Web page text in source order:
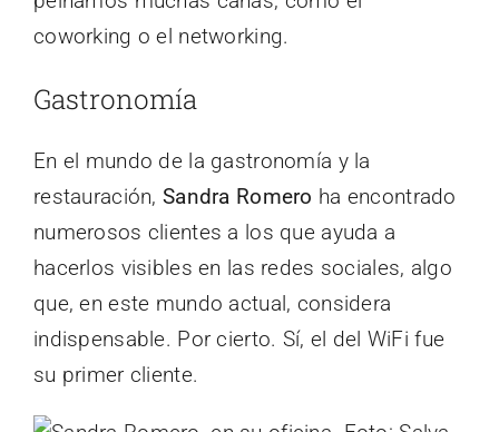
coworking o el networking.
Gastronomía
En el mundo de la gastronomía y la
restauración, Sandra Romero ha encontrado
numerosos clientes a los que ayuda a
hacerlos visibles en las redes sociales, algo
que, en este mundo actual, considera
indispensable. Por cierto. Sí, el del WiFi fue
su primer cliente.